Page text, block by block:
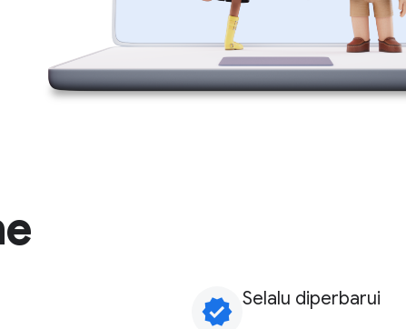
verified Selalu diperbarui